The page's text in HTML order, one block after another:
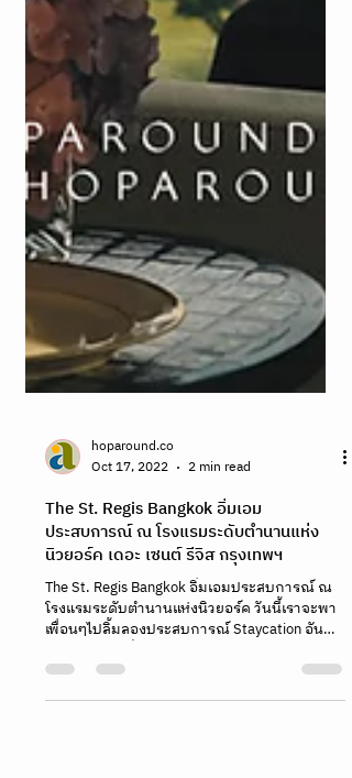
hoparound.co
Oct 17, 2022
2 min read
The St. Regis Bangkok อิ่มเอม
ประสบการณ์ ณ โรงแรมระดับตำนานแห่ง
โรงแรมระดับตำนานแห่งนิวยอร์ค วันนี้เราจะพา